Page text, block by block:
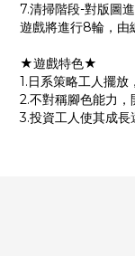
7.清掃階段-對版圖
遊戲將進行8輪，由
★遊戲特色★
1.日系策略工人擺
2.不對稱腳色能力
3.投資工人使其成長